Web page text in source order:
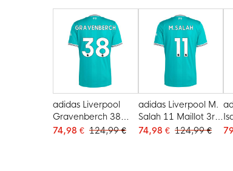
adidas Liverpool
Gravenberch 38
Maillot 3rd 2025-
74,98 € 124,99 €
adidas Liverpool M.
Salah 11 Maillot 3rd
2025-2026
74,98 € 124,99 €